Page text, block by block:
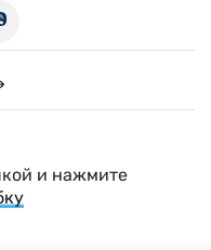
и нажмите